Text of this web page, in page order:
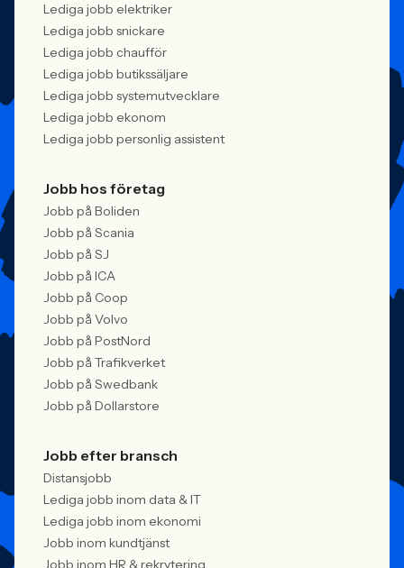
Lediga jobb elektriker
Lediga jobb snickare
Lediga jobb chaufför
Lediga jobb butikssäljare
Lediga jobb systemutvecklare
Lediga jobb ekonom
Lediga jobb personlig assistent
Jobb hos företag
Jobb på Boliden
Jobb på Scania
Jobb på SJ
Jobb på ICA
Jobb på Coop
Jobb på Volvo
Jobb på PostNord
Jobb på Trafikverket
Jobb på Swedbank
Jobb på Dollarstore
Jobb efter bransch
Distansjobb
Lediga jobb inom data & IT
Lediga jobb inom ekonomi
Jobb inom kundtjänst
Jobb inom HR & rekrytering